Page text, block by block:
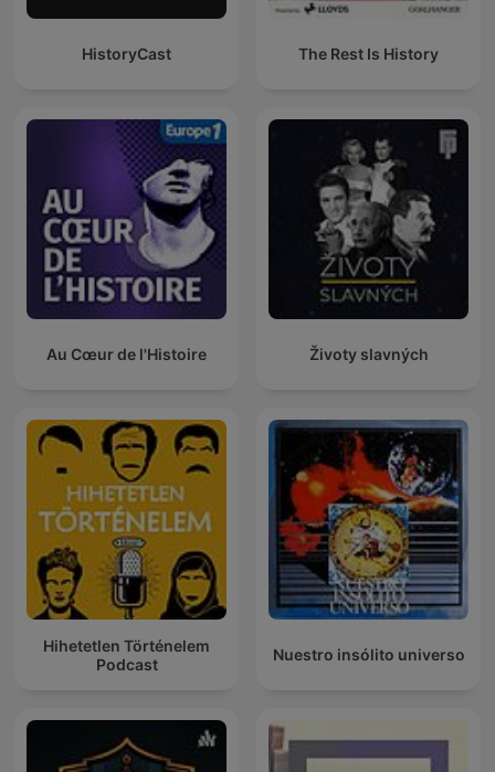
HistoryCast The Rest Is History
Au Cœur de l'Histoire Životy slavných
Hihetetlen Történelem
Podcast
Nuestro insólito universo